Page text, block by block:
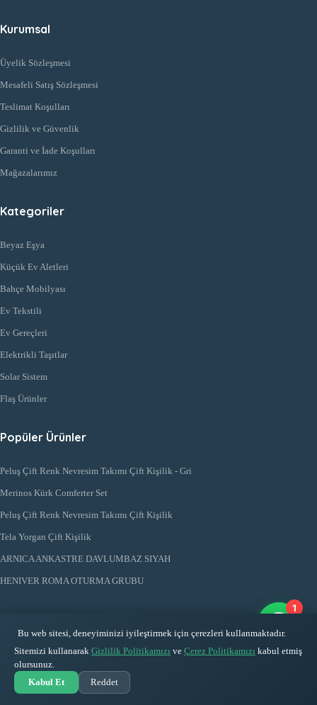
Kurumsal
Üyelik Sözleşmesi
Mesafeli Satış Sözleşmesi
Teslimat Koşulları
Gizlilik ve Güvenlik
Garanti ve İade Koşulları
Mağazalarımız
Kategoriler
Beyaz Eşya
Küçük Ev Aletleri
Bahçe Mobilyası
Ev Tekstili
Ev Gereçleri
Elektrikli Taşıtlar
Solar Sistem
Flaş Ürünler
Popüler Ürünler
Peluş Çift Renk Nevresim Takımı Çift Kişilik - Gri
Merinos Kürk Comferter Set
Peluş Çift Renk Nevresim Takımı Çift Kişilik
Tela Yorgan Çift Kişilik
ARNICA ANKASTRE DAVLUMBAZ SIYAH
HENIVER ROMA OTURMA GRUBU
Kayıt Ol
Giriş Yap
Siparişim Ne Durumda?
1
Bu web sitesi, deneyiminizi iyileştirmek için çerezleri kullanmaktadır.
Sitemizi kullanarak Gizlilik Politikamızı ve Çerez Politikamızı kabul etmiş
olursunuz.
Kabul Et
Reddet